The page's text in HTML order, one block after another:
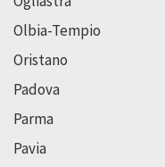
Olbia-Tempio
Oristano
Padova
Parma
Pavia